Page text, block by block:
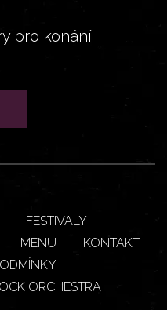
pro konání
FESTIVALY
MENU
KONTAKT
ORCHESTRA